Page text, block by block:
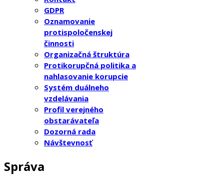
GDPR
Oznamovanie
protispoločenskej
činnosti
Organizačná štruktúra
Protikorupčná politika a
nahlasovanie korupcie
Systém duálneho
vzdelávania
Profil verejného
obstarávateľa
Dozorná rada
Návštevnosť
Správa